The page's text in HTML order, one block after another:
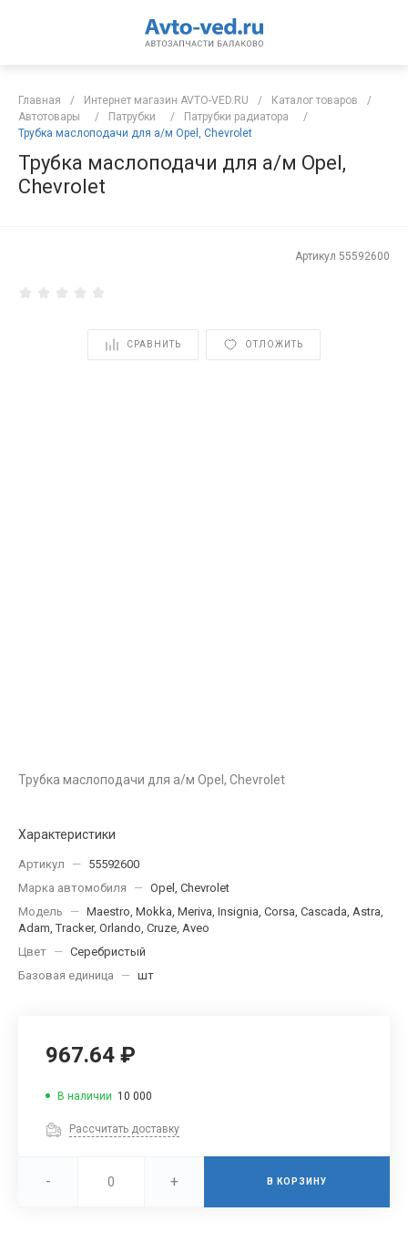
Главная / Интернет магазин AVTO-VED.RU / Каталог товаров
/
Автотовары
/ Патрубки / Патрубки радиатора
/
Трубка маслоподачи для а/м Opel, Chevrolet
Трубка маслоподачи для а/м Opel,
Chevrolet
Артикул 55592600
СРАВНИТЬ ОТЛОЖИТЬ
Трубка маслоподачи для а/м Opel, Chevrolet
Характеристики
Артикул — 55592600
Марка автомобиля
— Opel, Chevrolet
Модель
— Maestro, Mokka, Meriva, Insignia, Corsa, Cascada, Astra,
Adam, Tracker, Orlando, Cruze, Aveo
Цвет — Серебристый
Базовая единица
— шт
967.64 ₽
В наличии 10 000
Рассчитать доставку
- + В КОРЗИНУ